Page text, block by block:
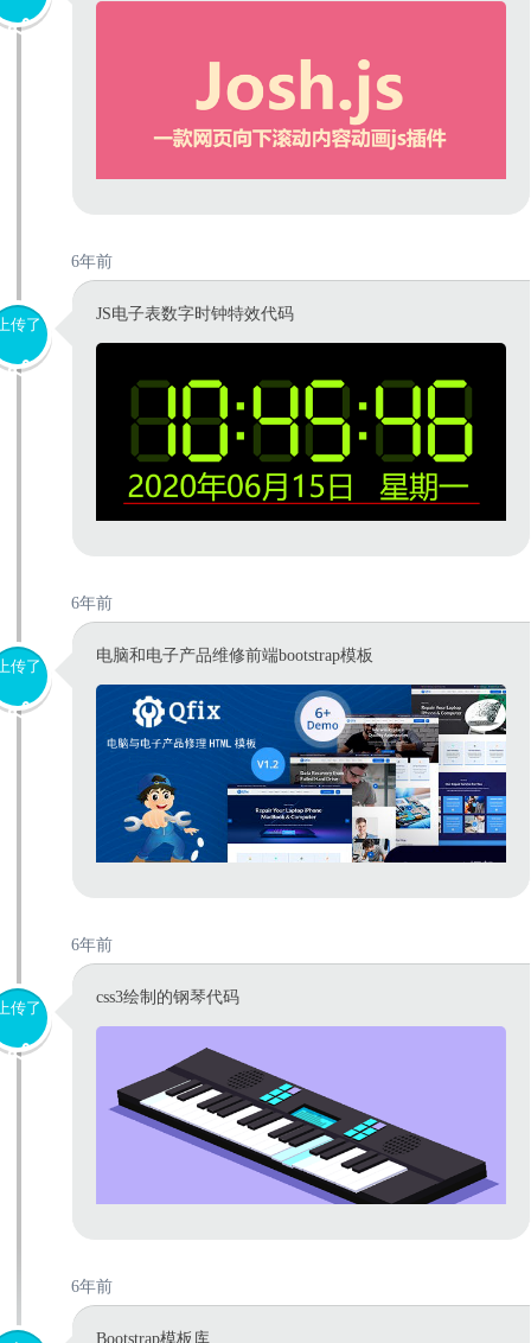
6年前
传了
JS电子表数字时钟特效代码
6年前
传了
电脑和电子产品维修前端bootstrap模板
6年前
传了
css3绘制的钢琴代码
6年前
Bootstrap模板库